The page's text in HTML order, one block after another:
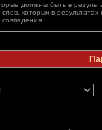
должны быть в
слов, которых в результатах